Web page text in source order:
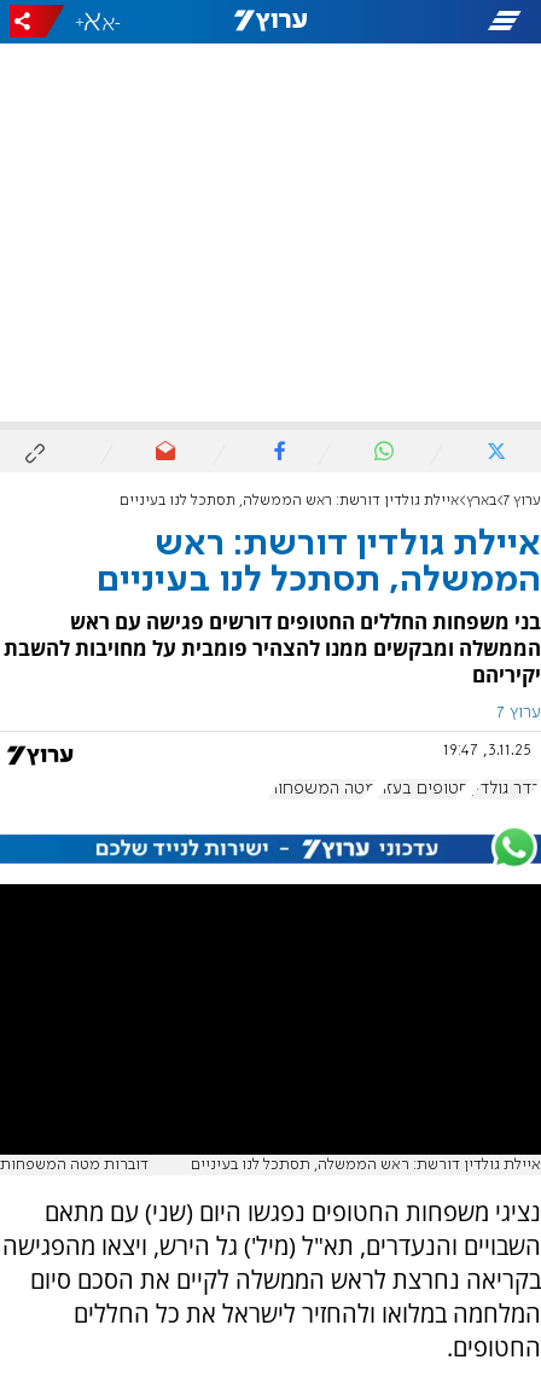
-
+
ערוץ 7 בארץ איילת גולדין דורשת: ראש הממשלה, תסתכל לנו בעיניים
איילת גולדין דורשת: ראש
הממשלה, תסתכל לנו בעיניים
בני משפחות החללים החטופים דורשים פגישה עם ראש
הממשלה ומבקשים ממנו להצהיר פומבית על מחויבות להשבת
יקיריהם
ערוץ 7
3.11.25, 19:47
הדר גולדין חטופים בעזה מטה המשפחות
איילת גולדין דורשת: ראש הממשלה, תסתכל לנו בעיניים דוברות מטה המשפחות
נציגי משפחות החטופים נפגשו היום (שני) עם מתאם
השבויים והנעדרים, תא"ל (מיל') גל הירש, ויצאו מהפגישה
בקריאה נחרצת לראש הממשלה לקיים את הסכם סיום
המלחמה במלואו ולהחזיר לישראל את כל החללים
החטופים.